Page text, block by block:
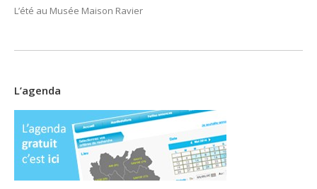
L’été au Musée Maison Ravier
L’agenda